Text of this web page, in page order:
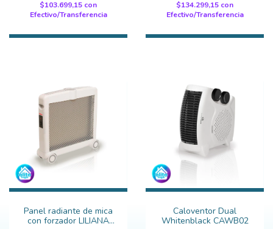
$103.699,15 con
Efectivo/Transferencia
$134.299,15 con
Efectivo/Transferencia
Panel radiante de mica
con forzador LILIANA
Caloventor Dual
Whitenblack CAWB02